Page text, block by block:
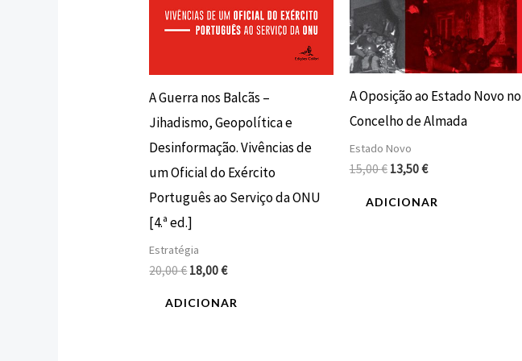
A Guerra nos Balcãs –
Jihadismo, Geopolítica e
Desinformação. Vivências de
um Oficial do Exército
Português ao Serviço da ONU
[4.ª ed.]
Estratégia
20,00€18,00€
ADICIONAR
A Oposição ao Estado Novo no
Concelho de Almada
Estado Novo
15,00€ 13,50€
ADICIONAR